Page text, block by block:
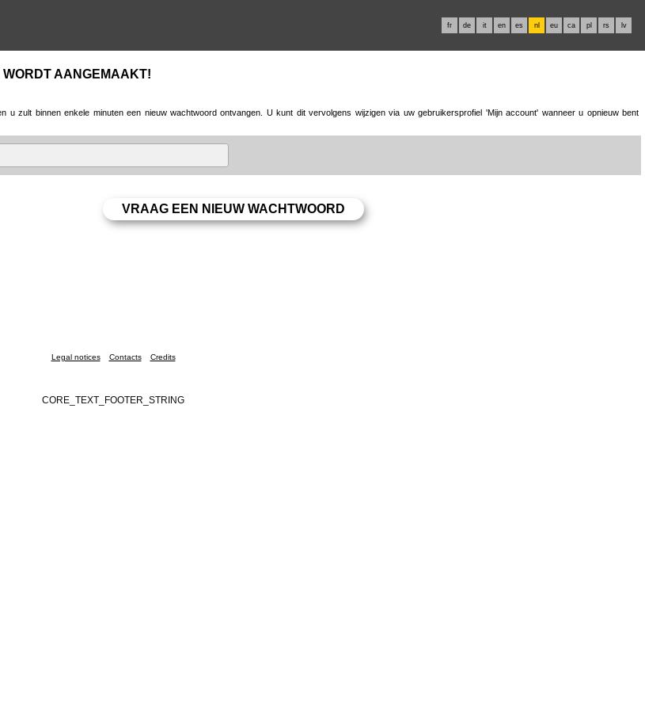
fr de it en es nl eu ca pl rs lv
WORDT AANGEMAAKT!
u zult binnen enkele minuten een nieuw wachtwoord ontvangen. U kunt dit vervolgens wijzigen via uw gebruikersprofiel 'Mijn account' wanneer u opnieuw bent
Legal notices Contacts Credits
CORE_TEXT_FOOTER_STRING